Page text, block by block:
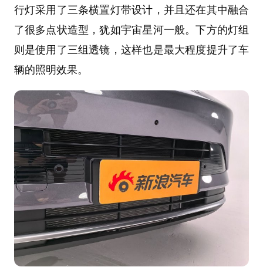
行灯采用了三条横置灯带设计，并且还在其中融合
了很多点状造型，犹如宇宙星河一般。下方的灯组
则是使用了三组透镜，这样也是最大程度提升了车
辆的照明效果。